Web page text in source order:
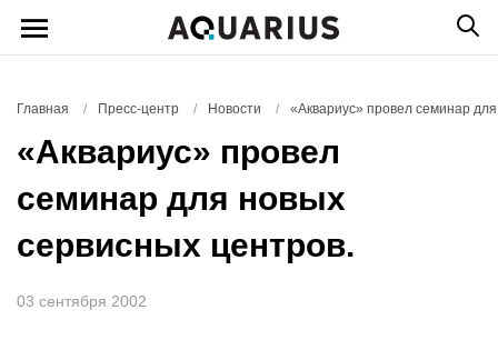
Главная / Пресс-центр / Новости / «Аквариус» провел семинар
«Аквариус» провел
семинар для новых
сервисных центров.
03 сентября 2002